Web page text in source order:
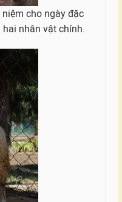
cho ngày đặc
nhân vật chính.